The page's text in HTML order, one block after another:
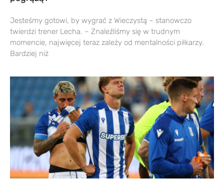
Jesteśmy gotowi, by wygrać z Wieczystą – stanowczo
twierdzi trener Lecha. – Znaleźliśmy się w trudnym
momencie, najwięcej teraz zależy od mentalności piłkarzy.
Bardziej niż